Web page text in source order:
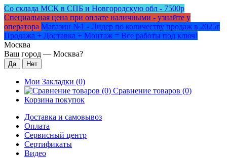
Со склада МСК в СПБ и Новгородскую обл - 7500р
Специальная цена при оплате наличными - узнайте у
оператора Магазин №1 - Лидер по количеству продаж в 2025г
Продажа + Доставка + Монтаж = Все работы под ключ!
Москва
Ваш город — Москва?
Мои Закладки (0)
Сравнение товаров (0)
Корзина покупок
Доставка и самовывоз
Оплата
Сервисный центр
Сертификаты
Видео